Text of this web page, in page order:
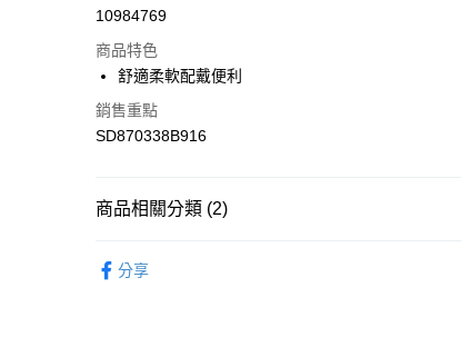
悠遊付
運送方式
宅配-本島
10984769
商品特色
舒適柔軟配戴便利
銷售重點
SD870338B916
商品相關分類 (2)
分享